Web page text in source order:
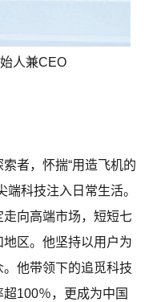
人兼CEO
者，怀揣“用造飞机的
端科技注入日常生活。
向高端市场，短短七
区。他坚持以用户为
他带领下的追觅科技
100％，更成为中国